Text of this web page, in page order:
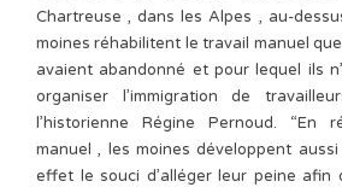
Chartreuse , dans les Alpes , au-
moines réhabilitent le travail manuel
avaient abandonné et pour lequel ils
organiser l’immigration de
l’historienne Régine Pernoud. “En
manuel , les moines développent aussi
effet le souci d’alléger leur peine afin